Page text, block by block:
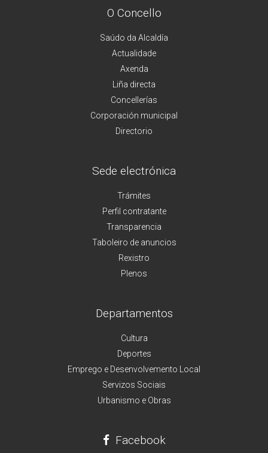
O Concello
Saúdo da Alcaldía
Actualidade
Axenda
Liña directa
Concellerías
Corporación municipal
Directorio
Sede electrónica
Trámites
Perfil contratante
Transparencia
Taboleiro de anuncios
Rexistro
Plenos
Departamentos
Cultura
Deportes
Emprego e Desenvolvemento Local
Servizos Sociais
Urbanismo e Obras
Facebook